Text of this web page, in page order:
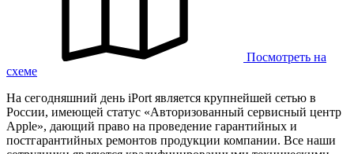
Посмотреть на
схеме
На сегодняшний день iPort является крупнейшей сетью в
России, имеющей статус «Авторизованный сервисный центр
Apple», дающий право на проведение гарантийных и
постгарантийных ремонтов продукции компании. Все наши